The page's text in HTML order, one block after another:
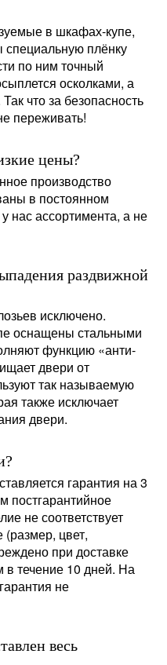
в шкафах-купе,
плёнку
по ним точный
осколками, а
что за безопасность
переживать!
цены?
производство
в постоянном
нас ассортимента, а не
раздвижной
исключено.
оснащены стальными
функцию «анти-
двери от
так называемую
также исключает
двери.
гарантия на 3
постгарантийное
не соответствует
(размер, цвет,
при доставке
течение 10 дней. На
не
весь